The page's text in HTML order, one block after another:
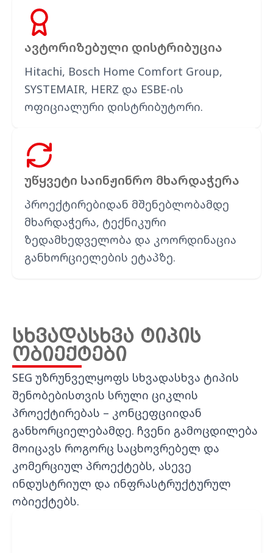
ავტორიზებული დისტრიბუცია
Hitachi, Bosch Home Comfort Group,
SYSTEMAIR, HERZ და ESBE-ის
ოფიციალური დისტრიბუტორი.
უწყვეტი საინჟინრო მხარდაჭერა
პროექტირებიდან მშენებლობამდე
მხარდაჭერა, ტექნიკური
ზედამხედველობა და კოორდინაცია
განხორციელების ეტაპზე.
სხვადასხვა ტიპის
ობიექტები
SEG უზრუნველყოფს სხვადასხვა ტიპის
შენობებისთვის სრული ციკლის
პროექტირებას – კონცეფციიდან
განხორციელებამდე. ჩვენი გამოცდილება
მოიცავს როგორც საცხოვრებელ და
კომერციულ პროექტებს, ასევე
ინდუსტრიულ და ინფრასტრუქტურულ
ობიექტებს.